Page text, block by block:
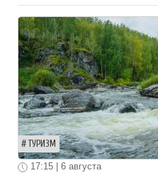
ТУРИЗМ
17:15 | 6 августа